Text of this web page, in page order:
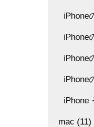
iPhone
iPhone
iPhone
iPhone
iPhone
mac (11)